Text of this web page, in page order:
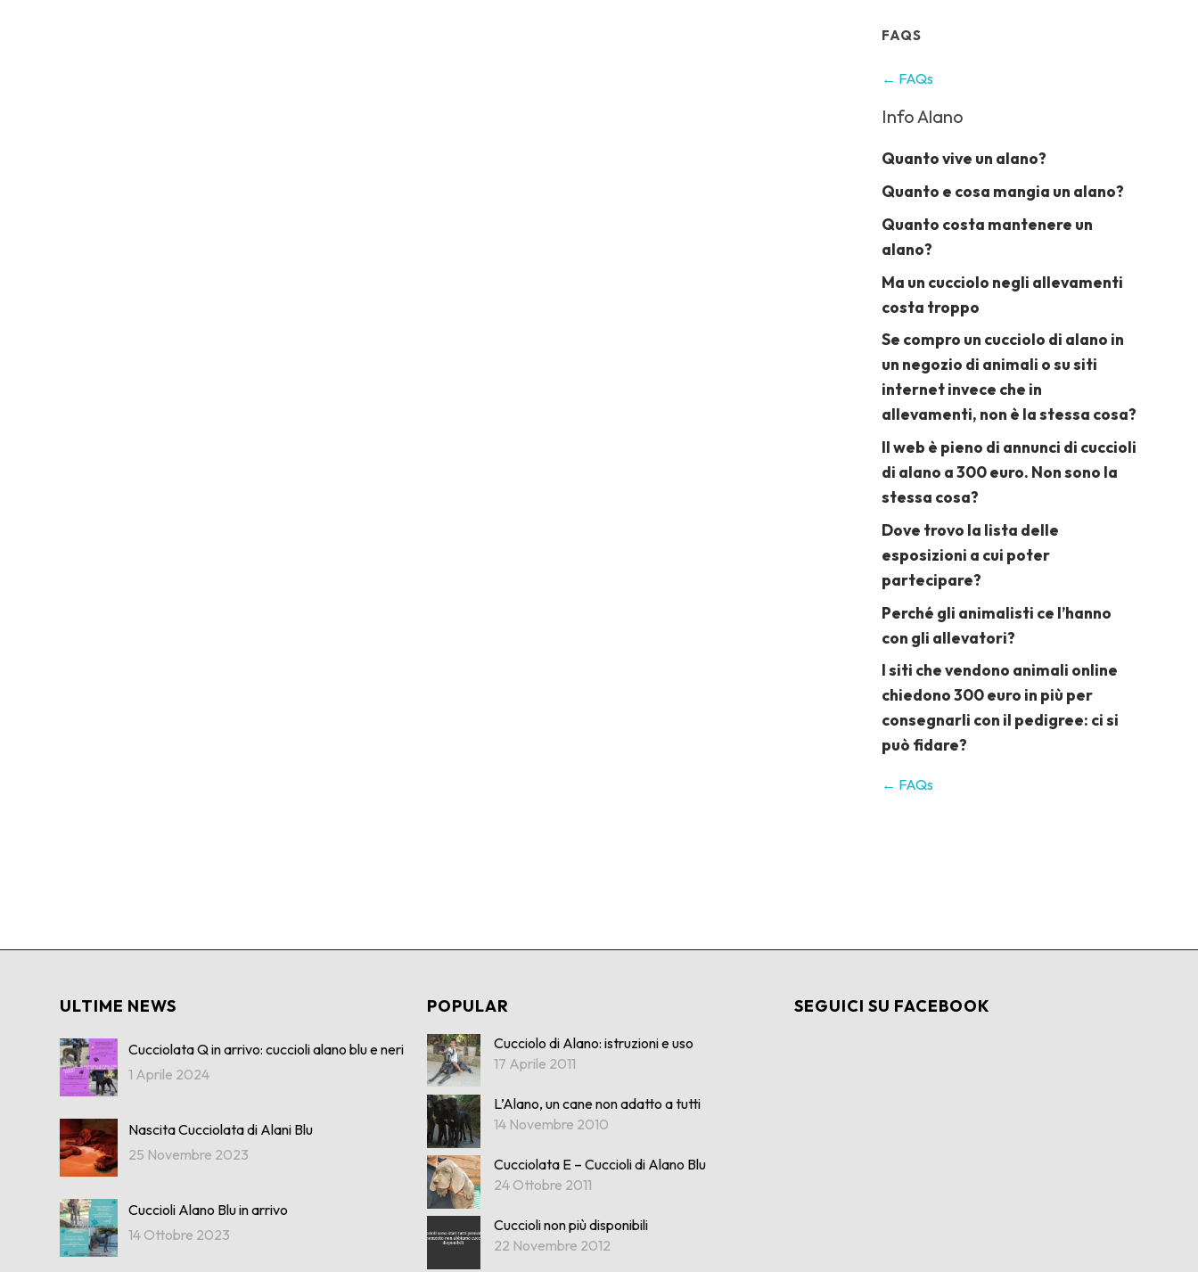
FAQS
← FAQs
Info Alano
Quanto vive un alano?
Quanto e cosa mangia un alano?
Quanto costa mantenere un
alano?
Ma un cucciolo negli allevamenti
costa troppo
Se compro un cucciolo di alano in
un negozio di animali o su siti
internet invece che in
allevamenti, non è la stessa cosa?
Il web è pieno di annunci di cuccioli
di alano a 300 euro. Non sono la
stessa cosa?
Dove trovo la lista delle
esposizioni a cui poter
partecipare?
Perché gli animalisti ce l’hanno
con gli allevatori?
I siti che vendono animali online
chiedono 300 euro in più per
consegnarli con il pedigree: ci si
può fidare?
← FAQs
ULTIME NEWS
Cucciolata Q in arrivo: cuccioli alano blu e neri
1 Aprile 2024
Nascita Cucciolata di Alani Blu
25 Novembre 2023
Cuccioli Alano Blu in arrivo
14 Ottobre 2023
POPULAR
Cucciolo di Alano: istruzioni e uso
17 Aprile 2011
L’Alano, un cane non adatto a tutti
14 Novembre 2010
Cucciolata E – Cuccioli di Alano Blu
24 Ottobre 2011
Cuccioli non più disponibili
22 Novembre 2012
SEGUICI SU FACEBOOK